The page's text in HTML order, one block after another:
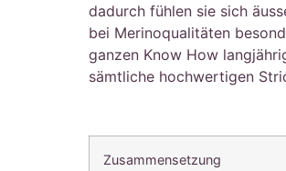
dadurch fühlen sie sich
bei Merinoqualitäten
ganzen Know How
sämtliche hochwertigen
Zusammensetzung